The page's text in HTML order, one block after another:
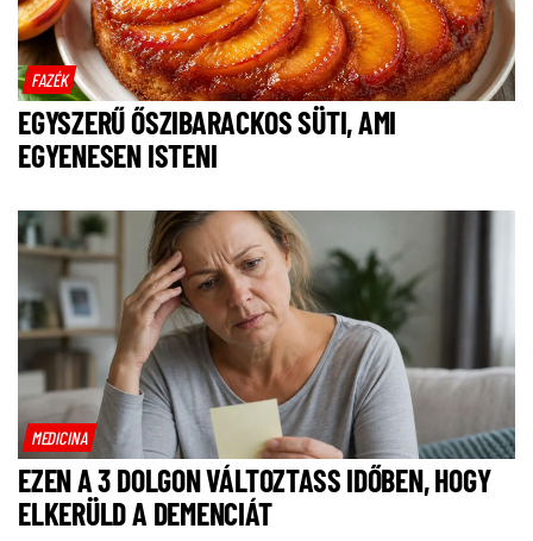
FAZÉK
EGYSZERŰ ŐSZIBARACKOS SÜTI, AMI
EGYENESEN ISTENI
MEDICINA
EZEN A 3 DOLGON VÁLTOZTASS IDŐBEN, HOGY
ELKERÜLD A DEMENCIÁT